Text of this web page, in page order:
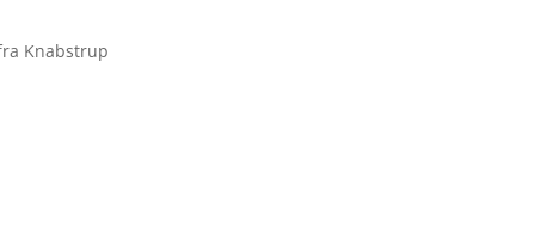
Knabstrup